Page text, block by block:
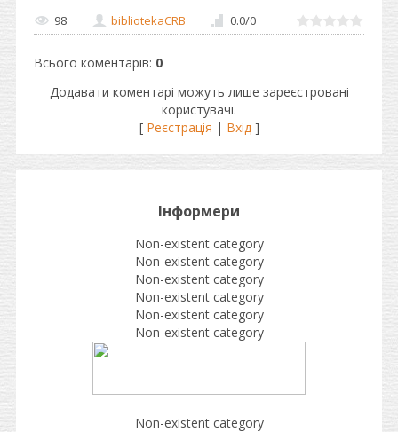
98 bibliotekaCRB 0.0/0
Всього коментарів: 0
Додавати коментарі можуть лише зареєстровані
користувачі.
[ Реєстрація | Вхід]
Інформери
Non-existent category
Non-existent category
Non-existent category
Non-existent category
Non-existent category
Non-existent category
Non-existent category